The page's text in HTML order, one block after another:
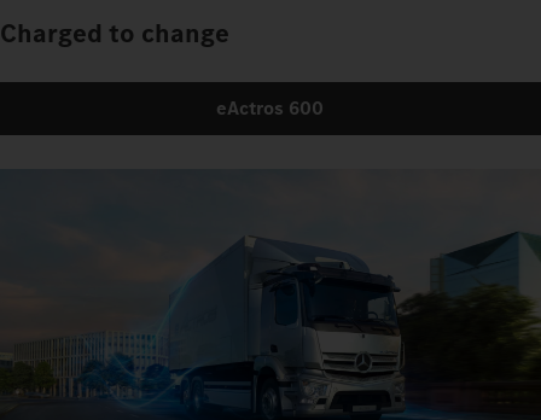
Charged to change
eActros 600